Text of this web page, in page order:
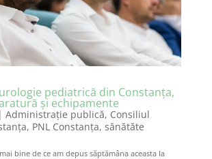
pediatrică din Constanța,
și echipamente
Administraţie publică, Consiliul
, PNL Constanţa, sănătăte
bine de ce am depus săptămâna aceasta la